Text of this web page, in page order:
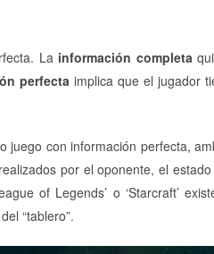
La información completa
perfecta implica que el jugador
juego con información perfecta,
por el oponente, el
of Legends’ o ‘Starcraft’
“tablero”.